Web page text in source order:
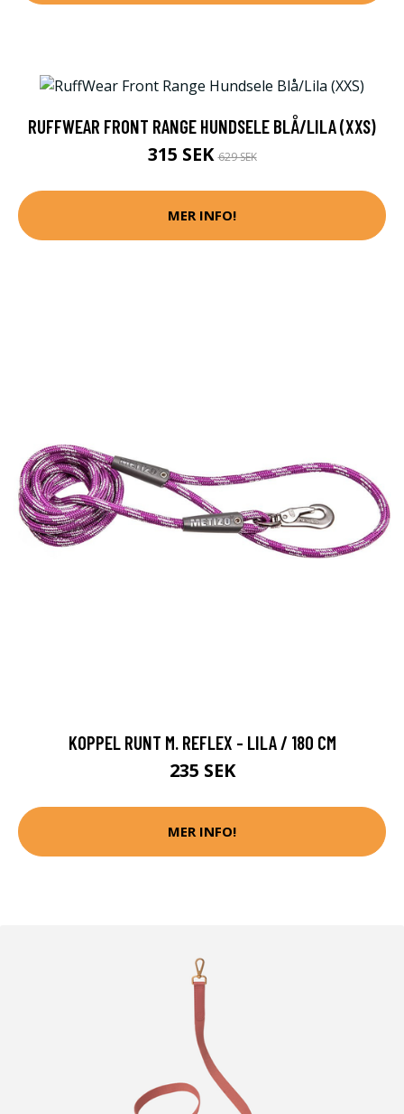
RUFFWEAR FRONT RANGE HUNDSELE BLÅ/LILA (XXS)
315 SEK629 SEK
MER INFO!
KOPPEL RUNT M. REFLEX - LILA / 180 CM
235 SEK
MER INFO!